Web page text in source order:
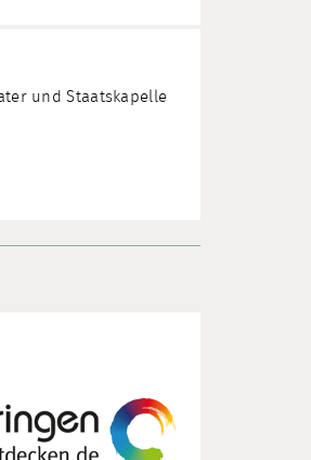
und Staatskapelle